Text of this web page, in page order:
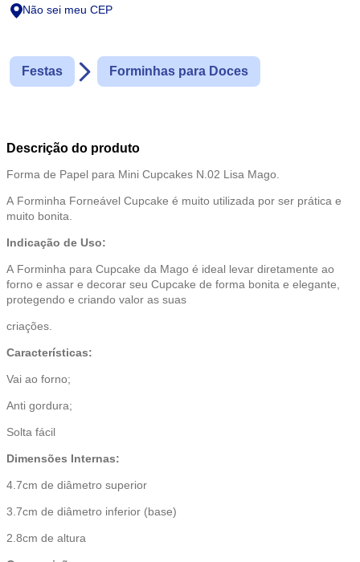
Não sei meu CEP
Festas Forminhas para Doces
Descrição do produto
Forma de Papel para Mini Cupcakes N.02 Lisa Mago.
A Forminha Forneável Cupcake é muito utilizada por ser prática e
muito bonita.
Indicação de Uso:
A Forminha para Cupcake da Mago é ideal levar diretamente ao
forno e assar e decorar seu Cupcake de forma bonita e elegante,
protegendo e criando valor as suas
criações.
Características:
Vai ao forno;
Anti gordura;
Solta fácil
Dimensões Internas:
4.7cm de diâmetro superior
3.7cm de diâmetro inferior (base)
2.8cm de altura